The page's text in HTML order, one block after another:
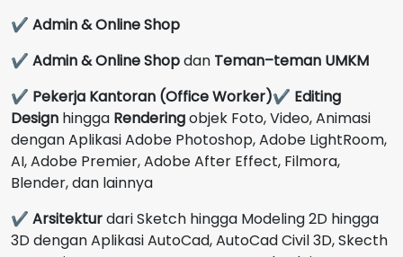
✔ Admin & Online Shop
✔ Admin & Online Shopdan Teman–teman UMKM
✔ Pekerja Kantoran (Office Worker)✔ Editing
Design hingga Renderingobjek Foto, Video, Animasi
dengan Aplikasi Adobe Photoshop, Adobe LightRoom,
AI, Adobe Premier, Adobe After Effect, Filmora,
Blender, dan lainnya
✔ Arsitekturdari Sketch hingga Modeling 2D hingga
3D dengan Aplikasi AutoCad, AutoCad Civil 3D, Skecth